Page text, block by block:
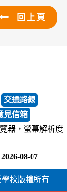
回上頁
交通路線
見信箱
器，螢幕解析度
2026-08-07
學校版權所有